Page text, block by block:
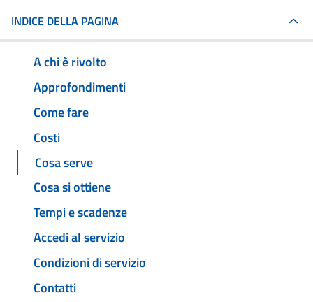
INDICE DELLA PAGINA
A chi è rivolto
Approfondimenti
Come fare
Costi
Cosa serve
Cosa si ottiene
Tempi e scadenze
Accedi al servizio
Condizioni di servizio
Contatti